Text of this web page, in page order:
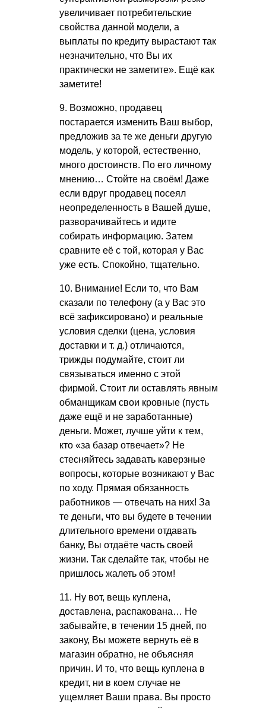
увеличивает потребительские
свойства данной модели, а
выплаты по кредиту вырастают так
незначительно, что Вы их
практически не заметите». Ещё как
заметите!
9. Возможно, продавец
постарается изменить Ваш выбор,
предложив за те же деньги другую
модель, у которой, естественно,
много достоинств. По его личному
мнению… Стойте на своём! Даже
если вдруг продавец посеял
неопределенность в Вашей душе,
разворачивайтесь и идите
собирать информацию. Затем
сравните её с той, которая у Вас
уже есть. Спокойно, тщательно.
10. Внимание! Если то, что Вам
сказали по телефону (а у Вас это
всё зафиксировано) и реальные
условия сделки (цена, условия
доставки и т. д.) отличаются,
трижды подумайте, стоит ли
связываться именно с этой
фирмой. Стоит ли оставлять явным
обманщикам свои кровные (пусть
даже ещё и не заработанные)
деньги. Может, лучше уйти к тем,
кто «за базар отвечает»? Не
стесняйтесь задавать каверзные
вопросы, которые возникают у Вас
по ходу. Прямая обязанность
работников — отвечать на них! За
те деньги, что вы будете в течении
длительного времени отдавать
банку, Вы отдаёте часть своей
жизни. Так сделайте так, чтобы не
пришлось жалеть об этом!
11. Ну вот, вещь куплена,
доставлена, распакована… Не
забывайте, в течении 15 дней, по
закону, Вы можете вернуть её в
магазин обратно, не объясняя
причин. И то, что вещь куплена в
кредит, ни в коем случае не
ущемляет Ваши права. Вы просто